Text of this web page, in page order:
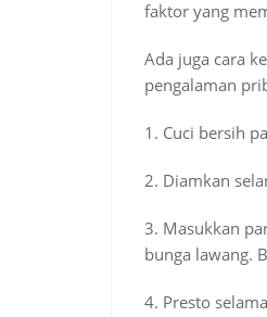
faktor yang
Ada juga cara
pengalaman
1. Cuci bersih
2. Diamkan
3. Masukkan
bunga lawang.
4. Presto